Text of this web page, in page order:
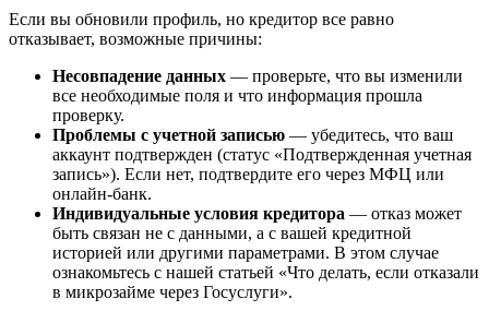
Если вы обновили профиль, но кредитор все равно
отказывает, возможные причины:
Несовпадение данных — проверьте, что вы изменили
все необходимые поля и что информация прошла
проверку.
Проблемы с учетной записью — убедитесь, что ваш
аккаунт подтвержден (статус «Подтвержденная учетная
запись»). Если нет, подтвердите его через МФЦ или
онлайн-банк.
Индивидуальные условия кредитора — отказ может
быть связан не с данными, а с вашей кредитной
историей или другими параметрами. В этом случае
ознакомьтесь с нашей статьей «Что делать, если отказали
в микрозайме через Госуслуги».